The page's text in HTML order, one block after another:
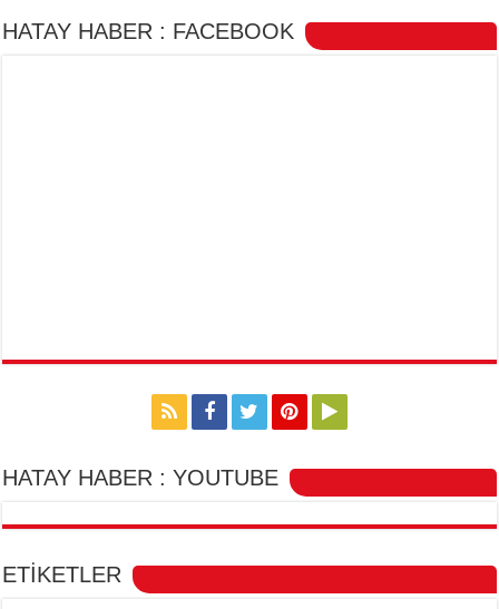
HATAY HABER : FACEBOOK
HATAY HABER : YOUTUBE
ETİKETLER